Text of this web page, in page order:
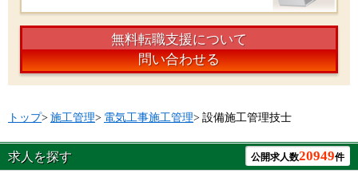
無料転職支援について
問い合わせる
トップ> 施工管理> 電気工事施工管理> 設備施工管理技士
求人を探す 公開求人数20949件